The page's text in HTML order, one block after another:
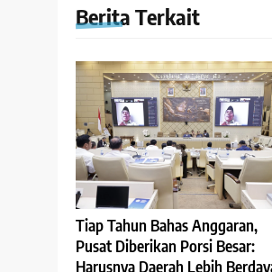
Berita Terkait
Tiap Tahun Bahas Anggaran,
Pusat Diberikan Porsi Besar:
Harusnya Daerah Lebih